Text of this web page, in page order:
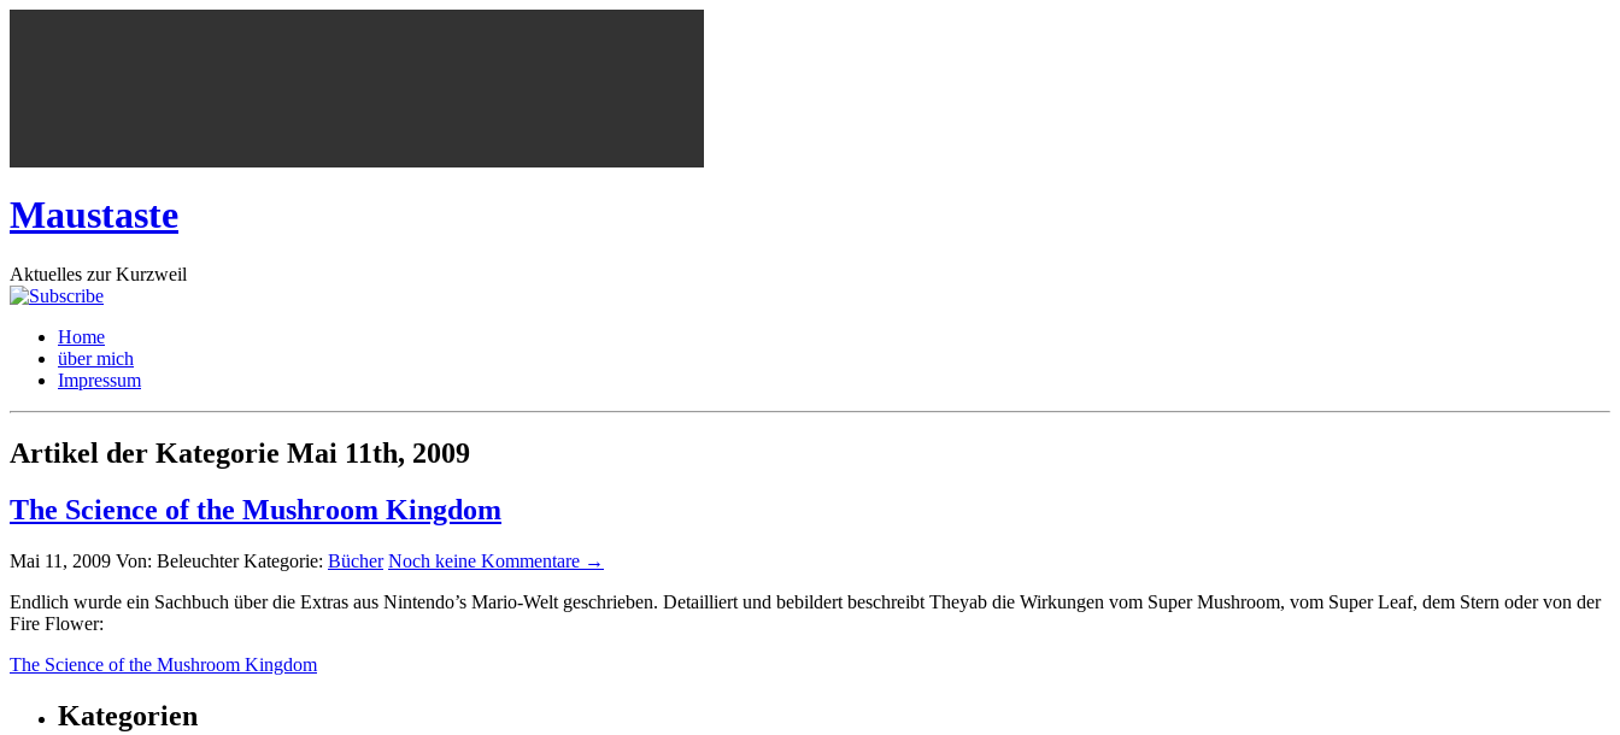
Maustaste
Aktuelles zur Kurzweil
Home
über mich
Impressum
Artikel der Kategorie Mai 11th, 2009
The Science of the Mushroom Kingdom
Mai 11, 2009 Von: BeleuchterKategorie: Bücher Noch keine Kommentare →
Endlich wurde ein Sachbuch über die Extras aus Nintendo’s Mario-Welt geschrieben. Detailliert und bebildert beschreibt Theyab die Wirkungen vom Super Mushroom, vom Super Leaf, dem Stern oder von der
Fire Flower:
The Science of the Mushroom Kingdom
Kategorien